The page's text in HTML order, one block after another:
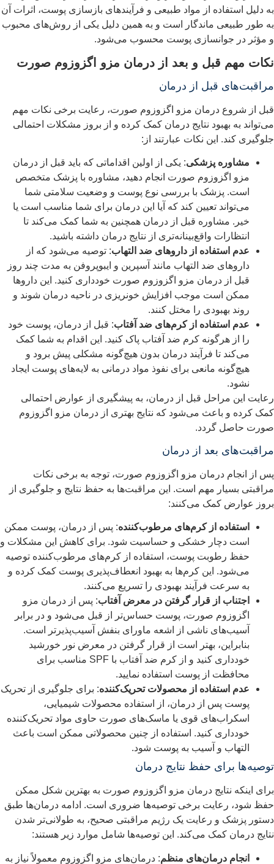
دلیل استفاده از مواد طبیعی و فرآیندهای بازسازی پوست، اثرات آن
طور طبیعی ماندگار است و به همین دلیل یکی از روش‌های محبوب
مؤثر در جوانسازی پوست محسوب می‌شود.
مهم قبل و بعد از درمان مزو اگزوزوم صورت
قبل از درمان
از شروع درمان مزو اگزوزوم صورت، رعایت برخی نکات مهم
به بهبود نتایج درمان کمک کرده و از بروز مشکلات احتمالی
کند. این نکات عبارتند از:
مشاوره پزشکی: یکی از اولین اقداماتی که باید قبل از درمان
مزو اگزوزوم صورت انجام دهید، مشاوره با پزشک متخصص
است. پزشک با بررسی نوع پوست و وضعیت سلامتی شما
می‌تواند تعیین کند که آیا این درمان برای شما مناسب است یا
خیر. مشاوره قبل از درمان همچنین به شما کمک می‌کند تا
انتظارات واقع‌بینانه‌تری از نتایج درمان داشته باشید.
عدم استفاده از داروهای ضد التهاب: توصیه می‌شود که از
داروهای ضد التهاب مانند آسپرین و ایبوپروفن به مدت چند روز
قبل از درمان مزو اگزوزوم صورت خودداری کنید. این داروها
ممکن است موجب افزایش خونریزی در ناحیه درمان شوند و
روند بهبودی را مختل کنند.
عدم استفاده از کرم‌های ضد آفتاب: قبل از درمان، پوست خود
را از هرگونه کرم ضد آفتاب پاک کنید. این اقدام به شما کمک
می‌کند تا فرآیند درمان بدون هیچ‌گونه مشکلی پیش برود و
هیچ‌گونه مانعی برای نفوذ مواد درمانی به لایه‌های پوست ایجاد
نشود.
این مراحل قبل از درمان، به پیشگیری از عوارض احتمالی
کرده و باعث می‌شود که نتایج بهتری از درمان مزو اگزوزوم
حاصل گردد.
بعد از درمان
از انجام درمان مزو اگزوزوم صورت، توجه به برخی نکات
بسیار مهم است. این مراقبت‌ها به حفظ نتایج و جلوگیری از
عوارض کمک می‌کنند:
استفاده از کرم‌های مرطوب‌کننده: پس از درمان، پوست ممکن
است دچار خشکی و حساسیت شود. برای کاهش این مشکلات و
حفظ رطوبت پوست، استفاده از کرم‌های مرطوب‌کننده توصیه
می‌شود. این کرم‌ها به بهبود انعطاف‌پذیری پوست کمک کرده و
به سرعت فرآیند بهبودی را تسریع می‌کنند.
اجتناب از قرار گرفتن در معرض آفتاب: پس از درمان مزو
اگزوزوم صورت، پوست حساس‌تر از قبل می‌شود و در برابر
آسیب‌های ناشی از اشعه ماورای بنفش آسیب‌پذیرتر است.
بنابراین، بهتر است از قرار گرفتن در معرض نور خورشید
خودداری کنید و از کرم ضد آفتاب با SPF مناسب برای
محافظت از پوست استفاده نمایید.
عدم استفاده از محصولات تحریک‌کننده: برای جلوگیری از تحریک
پوست پس از درمان، از استفاده محصولات شیمیایی،
اسکراب‌های قوی یا ماسک‌های صورت حاوی مواد تحریک‌کننده
خودداری کنید. استفاده از چنین محصولاتی ممکن است باعث
التهاب و آسیب به پوست شود.
برای حفظ نتایج درمان
اینکه نتایج درمان مزو اگزوزوم صورت به بهترین شکل ممکن
شود، رعایت برخی توصیه‌ها ضروری است. ادامه درمان‌ها طبق
پزشک و رعایت یک رژیم مراقبتی صحیح، به طولانی‌تر شدن
درمان کمک می‌کند. این توصیه‌ها شامل موارد زیر هستند:
انجام درمان‌های منظم: درمان‌های مزو اگزوزوم معمولاً نیاز به